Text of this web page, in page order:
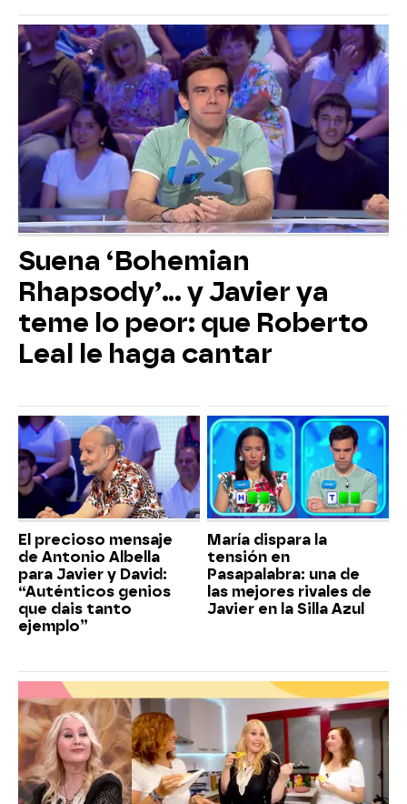
Suena ‘Bohemian
Rhapsody’... y Javier ya
teme lo peor: que Roberto
Leal le haga cantar
El precioso mensaje
de Antonio Albella
para Javier y David:
“Auténticos genios
que dais tanto
ejemplo”
María dispara la
tensión en
Pasapalabra: una de
las mejores rivales de
Javier en la Silla Azul